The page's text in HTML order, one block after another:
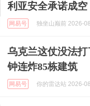
利亚安全承诺成空
网易号 独坐山巅前 2026-
乌克兰这仗没法
钟连炸85栋建筑
网易号 你的雷达站 2026-